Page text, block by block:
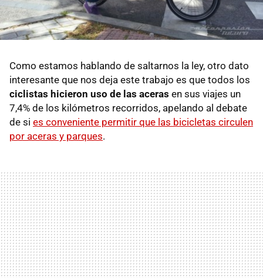
Como estamos hablando de saltarnos la ley, otro dato
interesante que nos deja este trabajo es que todos los
ciclistas hicieron uso de las aceras en sus viajes un
7,4% de los kilómetros recorridos, apelando al debate
de si es conveniente permitir que las bicicletas circulen
por aceras y parques.